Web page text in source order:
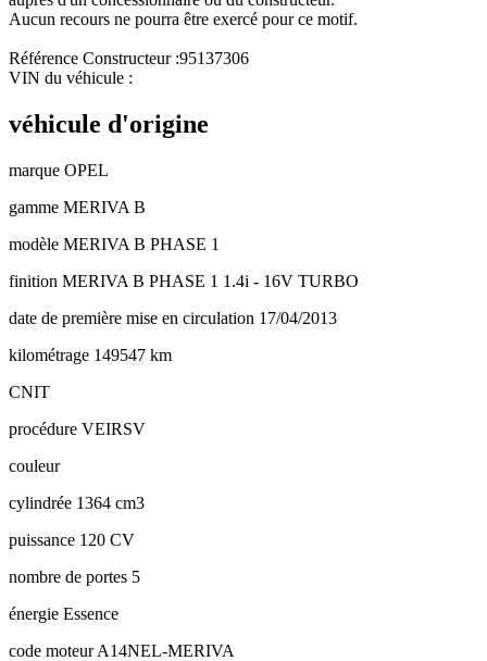
Aucun recours ne pourra être exercé pour ce motif.
Référence Constructeur :95137306
VIN du véhicule :
véhicule d'origine
marque OPEL
gamme MERIVA B
modèle MERIVA B PHASE 1
finition MERIVA B PHASE 1 1.4i - 16V TURBO
date de première mise en circulation 17/04/2013
kilométrage 149547 km
CNIT
procédure VEIRSV
couleur
cylindrée 1364 cm3
puissance 120 CV
nombre de portes 5
énergie Essence
code moteurA14NEL-MERIVA